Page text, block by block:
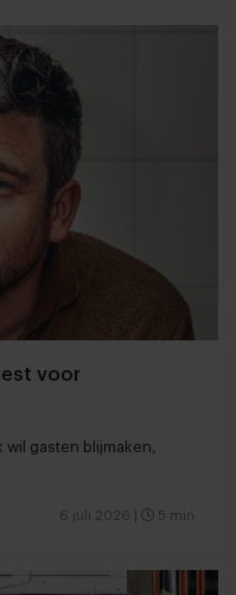
voor
gasten blijmaken,
6 juli 2026 5 min